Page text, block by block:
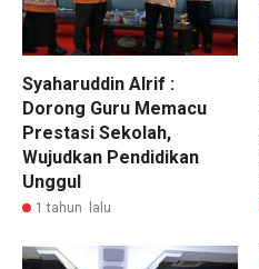
Syaharuddin Alrif :
Dorong Guru Memacu
Prestasi Sekolah,
Wujudkan Pendidikan
Unggul
1 tahun lalu